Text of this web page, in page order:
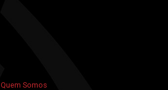
Quem Somos